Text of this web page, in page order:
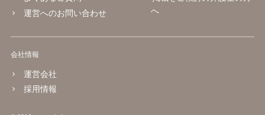
運営へのお問い合わせ
へ
会社情報
運営会社
採用情報